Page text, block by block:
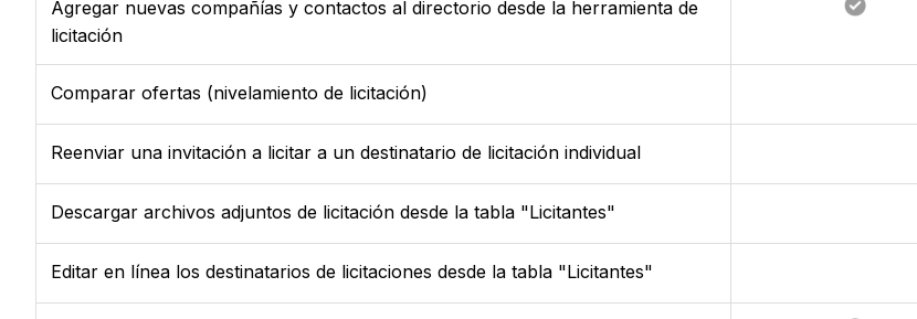
Agregar nuevas compañías y contactos al directorio desde la herramienta de
licitación
Comparar ofertas (nivelamiento de licitación)
Reenviar una invitación a licitar a un destinatario de licitación individual
Descargar archivos adjuntos de licitación desde la tabla "Licitantes"
Editar en línea los destinatarios de licitaciones desde la tabla "Licitantes"